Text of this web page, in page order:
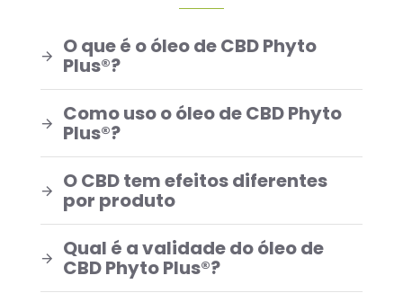
O que é o óleo de CBD Phyto
Plus®?
Como uso o óleo de CBD Phyto
Plus®?
O CBD tem efeitos diferentes
por produto
Qual é a validade do óleo de
CBD Phyto Plus®?